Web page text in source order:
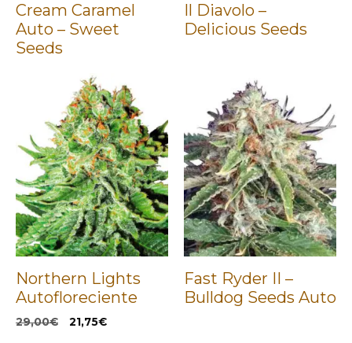
Cream Caramel
Auto – Sweet
Seeds
Il Diavolo –
Delicious Seeds
Northern Lights
Autofloreciente
29,00€
El
21,75€El
Fast Ryder II –
Bulldog Seeds Auto